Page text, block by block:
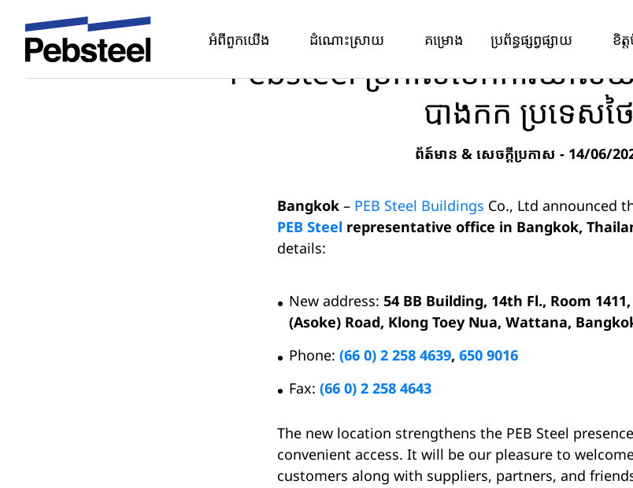
អំពីពួកយើង ដំណោះស្រាយ គម្រោង ប្រព័ន្ធផ្សព្វផ្សាយ ខិត្
Pebsteel ប្រកាសបើកការិយាល័យតំ
Pebsteel ប្រកាសបើកការិយា
បាងកក ប្រទេសថៃ
ព័ត៍មាន & សេចក្តីប្រកាស - 14/06/
Bangkok – PEB Steel Buildings Co., Ltd announced
PEB Steel representative office in Bangkok,
details:
New address: 54 BB Building, 14th Fl., Room
(Asoke) Road, Klong Toey Nua, Wattana,
Phone: (66 0) 2 258 4639, 650 9016
Fax: (66 0) 2 258 4643
The new location strengthens the PEB Steel
convenient access. It will be our pleasure to
customers along with suppliers, partners, and